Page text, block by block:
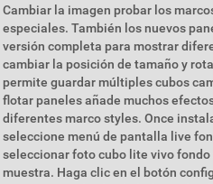
Cambiar la imagen probar los
especiales. También los nuevos
versión completa para mostrar
cambiar la posición de tamaño y
permite guardar múltiples cubos
flotar paneles añade muchos
diferentes marco styles. Once
seleccione menú de pantalla live
seleccionar foto cubo lite vivo
muestra. Haga clic en el botón